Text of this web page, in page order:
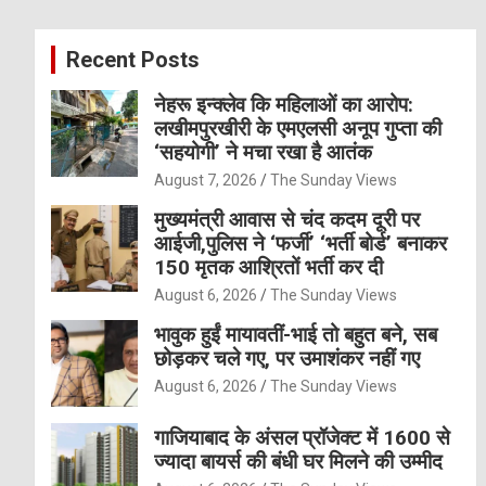
c
Recent Posts
नेहरू इन्क्लेव कि महिलाओं का आरोप:
लखीमपुरखीरी के एमएलसी अनूप गुप्ता की
‘सहयोगी’ ने मचा रखा है आतंक
August 7, 2026 The Sunday Views
मुख्यमंत्री आवास से चंद कदम दूरी पर
आईजी,पुलिस ने ‘फर्जी’ ‘भर्ती बोर्ड’ बनाकर
150 मृतक आश्रितों भर्ती कर दी
August 6, 2026 The Sunday Views
भावुक हुईं मायावतीं-भाई तो बहुत बने, सब
छोड़कर चले गए, पर उमाशंकर नहीं गए
August 6, 2026 The Sunday Views
गाजियाबाद के अंसल प्रॉजेक्ट में 1600 से
ज्यादा बायर्स की बंधी घर मिलने की उम्मीद